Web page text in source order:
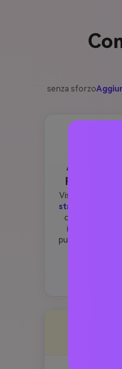
senza sforzo
Apri
persona al
Visita
Media.io
strumento
o installazioni
pulita e
che per